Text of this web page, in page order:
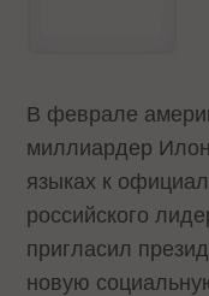
В феврале
миллиардер
языках к
российского
пригласил
новую